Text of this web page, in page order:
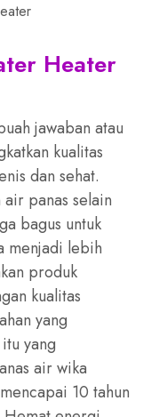
Heater
jawaban atau
kualitas
dan sehat.
panas selain
bagus untuk
menjadi lebih
produk
kualitas
yang
yang
air wika
10 tahun